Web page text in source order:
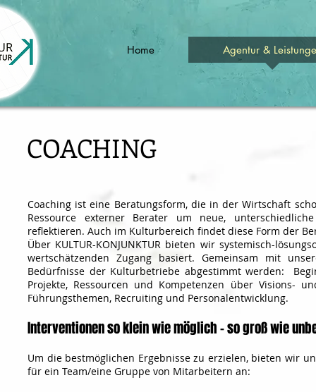
Home Agentur &
COACHING
Coaching ist eine Beratungsform, die in der Wirtschaft
Ressource externer Berater um neue,
reflektieren. Auch im Kulturbereich findet diese Form der
Über KULTUR-KONJUNKTUR bieten wir systemisch-
wertschätzenden Zugang basiert. Gemeinsam mit
Bedürfnisse der Kulturbetriebe abgestimmt werden:
Projekte, Ressourcen und Kompetenzen über Visions-
Führungsthemen, Recruiting und Personalentwicklung.
Interventionen so klein wie möglich – so groß wie
Um die bestmöglichen Ergebnisse zu erzielen, bieten wir
für ein Team/eine Gruppe von Mitarbeitern an: